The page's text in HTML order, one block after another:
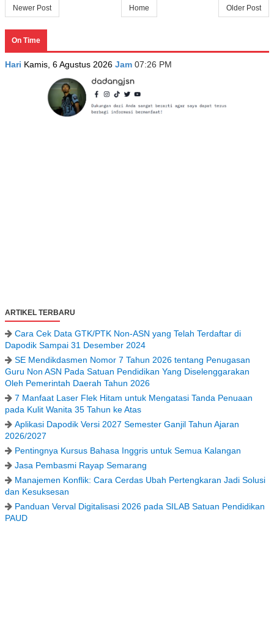
Newer Post Older Post
Home
On Time
Hari Kamis, 6 Agustus 2026 Jam 07:26 PM
ARTIKEL TERBARU
Cara Cek Data GTK/PTK Non-ASN yang Telah Terdaftar di
Dapodik Sampai 31 Desember 2024
SE Mendikdasmen Nomor 7 Tahun 2026 tentang Penugasan
Guru Non ASN Pada Satuan Pendidikan Yang Diselenggarakan
Oleh Pemerintah Daerah Tahun 2026
7 Manfaat Laser Flek Hitam untuk Mengatasi Tanda Penuaan
pada Kulit Wanita 35 Tahun ke Atas
Aplikasi Dapodik Versi 2027 Semester Ganjil Tahun Ajaran
2026/2027
Pentingnya Kursus Bahasa Inggris untuk Semua Kalangan
Jasa Pembasmi Rayap Semarang
Manajemen Konflik: Cara Cerdas Ubah Pertengkaran Jadi Solusi
dan Kesuksesan
Panduan Verval Digitalisasi 2026 pada SILAB Satuan Pendidikan
PAUD